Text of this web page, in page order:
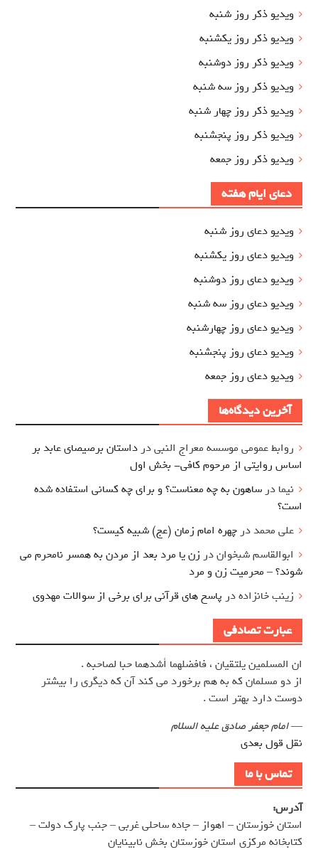
ویدیو ذکر روز شنبه
ویدیو ذکر روز یکشنبه
ویدیو ذکر روز دوشنبه
ویدیو ذکر روز سه شنبه
ویدیو ذکر روز چهار شنبه
ویدیو ذکر روز پنجشنبه
ویدیو ذکر روز جمعه
دعای ایام هفته
ویدیو دعای روز شنبه
ویدیو دعای روز یکشنبه
ویدیو دعای روز دوشنبه
ویدیو دعای روز سه شنبه
ویدیو دعای روز چهارشنبه
ویدیو دعای روز پنجشنبه
ویدیو دعای روز جمعه
آخرین دیدگاه‌ها
روابط عمومی موسسه معراج النبیدر داستان برصیصای عابد بر
اساس روایتی از مرحوم کافی- بخش اول
نیما در ساهون به چه معناست؟ و برای چه کسانی استفاده شده
است؟
علی محمددر چهره امام زمان (عج) شبیه کیست؟
ابوالقاسم شبخواندر زن یا مرد بعد از مردن به همسر نامحرم می
شوند؟ – محرمیت زن و مرد
زینب خانزادهدر پاسخ های قرآنی برای برخی از سوالات مهدوی
عبارت تصادفی
ان المسلمين يلتقيان ، فافضلهما أشدهما حبا لصاحبه .
از دو مسلمان كه به هم برخورد مي كند آن كه ديگري را بيشتر
دوست دارد بهتر است .
—امام جعفر صادق علیه السلام
نقل قول بعدی
تماس با ما
آدرس:
استان خوزستان – اهواز – جاده ساحلی غربی – جنب پارک دولت –
کتابخانه مرکزی استان خوزستان بخش نابینایان